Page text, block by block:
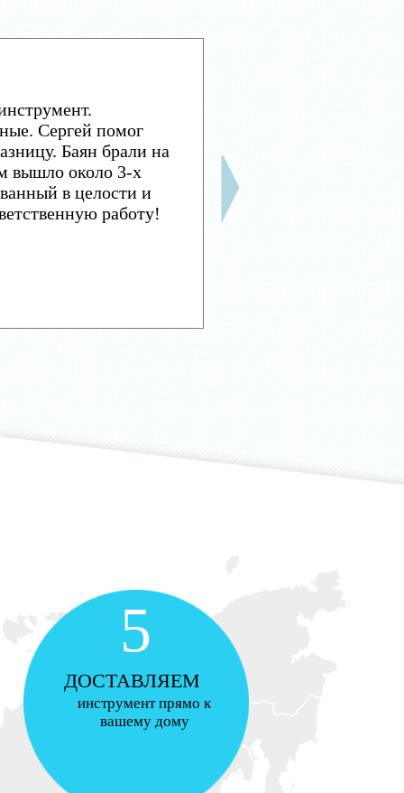
Сергей помог
Баян брали на
вышло около 3-х
в целости и
работу!
5
ДОСТАВЛЯЕМ
инструмент прямо к
вашему дому